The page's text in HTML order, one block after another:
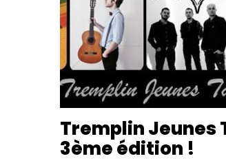
Tremplin Jeunes
3ème édition !